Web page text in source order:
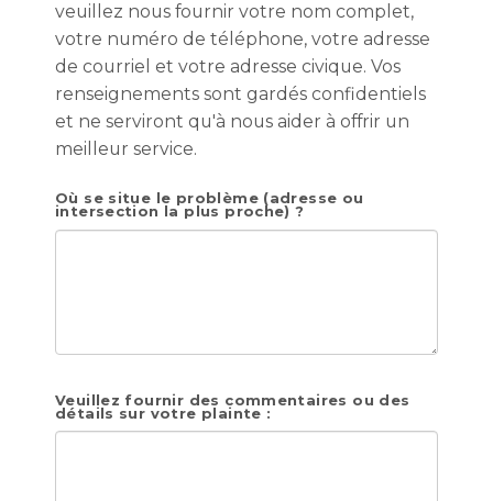
veuillez nous fournir votre nom complet,
votre numéro de téléphone, votre adresse
de courriel et votre adresse civique. Vos
renseignements sont gardés confidentiels
et ne serviront qu'à nous aider à offrir un
meilleur service.
Où se situe le problème (adresse ou
intersection la plus proche) ?
Veuillez fournir des commentaires ou des
détails sur votre plainte :